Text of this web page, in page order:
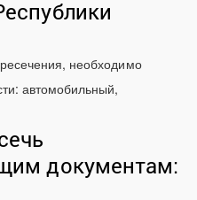
необходимо
автомобильный,
документам: